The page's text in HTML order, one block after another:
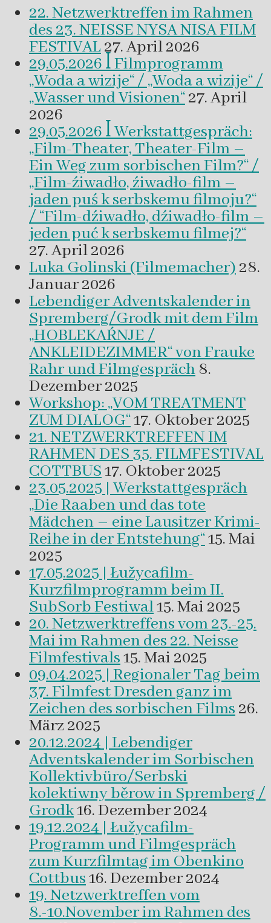
22. Netzwerktreffen im Rahmen
des 23. NEISSE NYSA NISA FILM
FESTIVAL 27. April 2026
29.05.2026 ꟾ Filmprogramm
„Woda a wizije“ / „Woda a wizije“ /
„Wasser und Visionen“27. April
2026
29.05.2026 ꟾ Werkstattgespräch:
„Film-Theater, Theater-Film –
Ein Weg zum sorbischen Film?“ /
„Film-źiwadło, źiwadło-film –
jaden puś k serbskemu filmoju?“
/ “Film-dźiwadło, dźiwadło-film –
jeden puć k serbskemu filmej?“
27. April 2026
Luka Golinski (Filmemacher) 28.
Januar 2026
Lebendiger Adventskalender in
Spremberg/Grodk mit dem Film
„HOBLEKAŔNJE /
ANKLEIDEZIMMER“ von Frauke
Rahr und Filmgespräch 8.
Dezember 2025
Workshop: „VOM TREATMENT
ZUM DIALOG“17. Oktober 2025
21. NETZWERKTREFFEN IM
RAHMEN DES 35. FILMFESTIVAL
COTTBUS17. Oktober 2025
23.05.2025 | Werkstattgespräch
„Die Raaben und das tote
Mädchen – eine Lausitzer Krimi-
Reihe in der Entstehung“15. Mai
2025
17.05.2025 | Łužycafilm-
Kurzfilmprogramm beim II.
SubSorb Festiwal15. Mai 2025
20. Netzwerktreffens vom 23.-25.
Mai im Rahmen des 22. Neisse
Filmfestivals15. Mai 2025
09.04.2025 | Regionaler Tag beim
37. Filmfest Dresden ganz im
Zeichen des sorbischen Films 26.
März 2025
20.12.2024 | Lebendiger
Adventskalender im Sorbischen
Kollektivbüro/Serbski
kolektiwny běrow in Spremberg /
Grodk16. Dezember 2024
19.12.2024 | Łužycafilm-
Programm und Filmgespräch
zum Kurzfilmtag im Obenkino
Cottbus16. Dezember 2024
19. Netzwerktreffen vom
8.-10.November im Rahmen des